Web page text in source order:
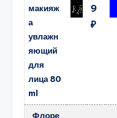
макияж
а
увлажн
яющий
для
лица 80
ml
9
₽
Флоре